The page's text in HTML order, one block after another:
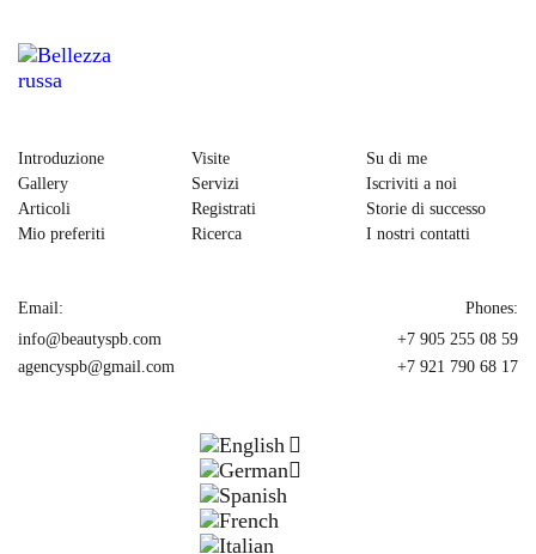
Introduzione
Gallery
Articoli
Mio preferiti
Visite
Servizi
Registrati
Ricerca
Su di me
Iscriviti a noi
Storie di successo
I nostri contatti
Email:
info@beautyspb.com
agencyspb@gmail.com
Phones:
+7 905 255 08 59
+7 921 790 68 17